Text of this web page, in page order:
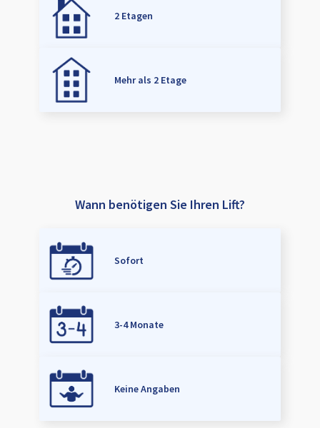
2 Etagen
Mehr als 2 Etage
Wann benötigen Sie Ihren Lift?
Sofort
3-4 Monate
Keine Angaben